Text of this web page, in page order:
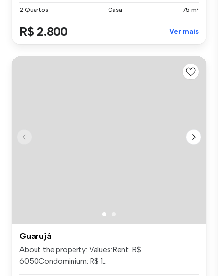
2 Quartos Casa 75 m²
R$ 2.800 Ver mais
Guarujá
About the property: Values:Rent: R$
6050Condominium: R$ 1...